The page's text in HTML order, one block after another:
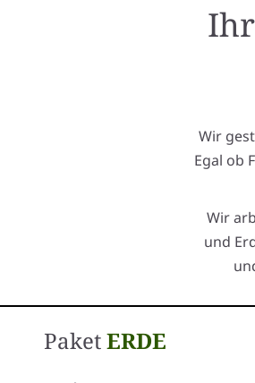
Wir
Egal ob
Wir
und
PaketERDE